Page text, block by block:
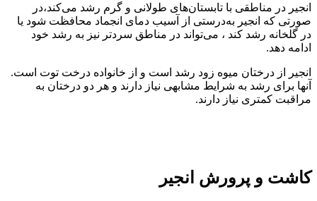
انجیر در مناطقی با تابستان‌های طولانی و گرم رشد می‌کند،در
صورتی که انجیر به‌درستی از آسیب دمای انجماد محافظت شود یا
در گلخانه رشد کند ، می‌تواند در مناطق سردتر نیز به رشد خود
ادامه دهد.
انجیر از درختان میوه زود رشد است و از خانواده درخت توت است.
آنها برای رشد به شرایط مشابهی نیاز دارند و هر دو درختان به
مراقبت کمتری نیاز دارند.
کاشت و پرورش انجیر